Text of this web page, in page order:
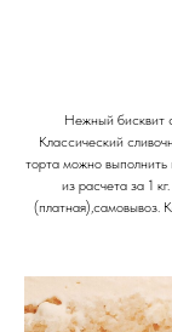
Нежный бисквит
Классический
торта можно выполнить
из расчета за 1
(платная),самовывоз.